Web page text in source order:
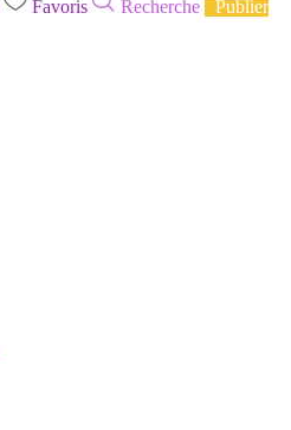
Favoris Recherche
Publier